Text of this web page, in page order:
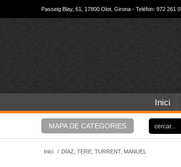
Passeig Blay, 61, 17800 Olot, Girona - Telèfon: 972 261
Inici
MAPA DE CATEGORIES
Inici / DÍAZ, TERE; TURRENT, MANUEL